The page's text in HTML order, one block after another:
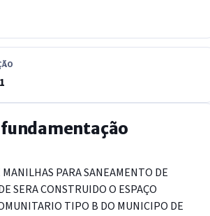
PARA SANEAMENTO DE
SERA CONSTRUIDO O ESPAÇO
TIPO B DO MUNICIPO DE